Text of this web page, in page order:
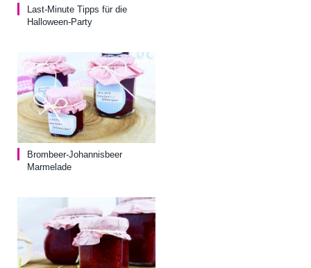
Last-Minute Tipps für die
Halloween-Party
Brombeer-Johannisbeer
Marmelade